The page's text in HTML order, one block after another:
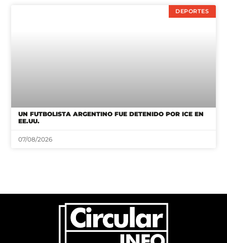
DEPORTES
UN FUTBOLISTA ARGENTINO FUE DETENIDO POR ICE EN
EE.UU.
07/08/2026